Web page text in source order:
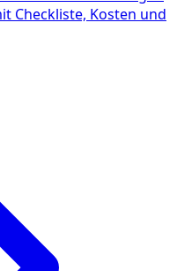
Checkliste, Kosten und